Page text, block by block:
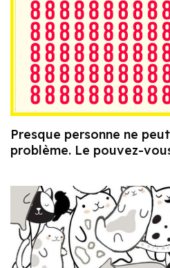
Presque personne ne
problème. Le pouvez-